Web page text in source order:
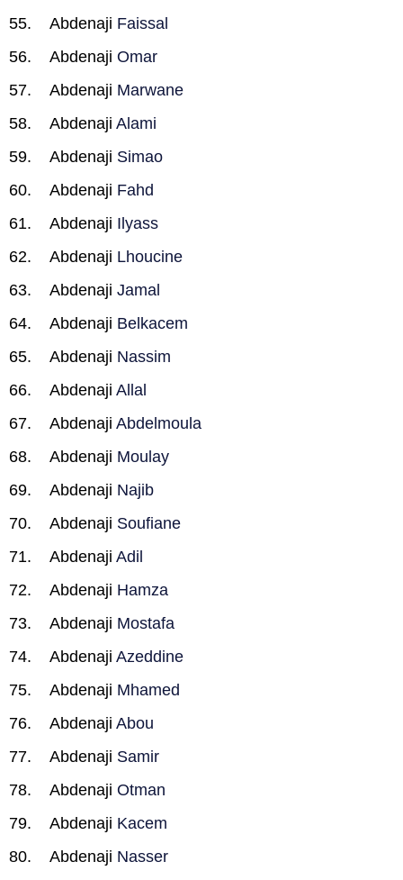
Abdenaji Faissal
Abdenaji Omar
Abdenaji Marwane
Abdenaji Alami
Abdenaji Simao
Abdenaji Fahd
Abdenaji Ilyass
Abdenaji Lhoucine
Abdenaji Jamal
Abdenaji Belkacem
Abdenaji Nassim
Abdenaji Allal
Abdenaji Abdelmoula
Abdenaji Moulay
Abdenaji Najib
Abdenaji Soufiane
Abdenaji Adil
Abdenaji Hamza
Abdenaji Mostafa
Abdenaji Azeddine
Abdenaji Mhamed
Abdenaji Abou
Abdenaji Samir
Abdenaji Otman
Abdenaji Kacem
Abdenaji Nasser